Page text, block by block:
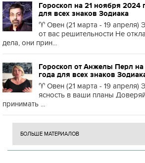
Гороскоп на 21 ноября 2024
для всех знаков Зодиака
♈️ Овен (21 марта - 19 апреля)
от вас решительности Не
дела, они прин...
Гороскоп от Анжелы Перл
года для всех знаков
♈️ Овен (21 марта - 19 апреля)
ясность в ваши планы
принимать ...
БОЛЬШЕ МАТЕРИАЛОВ